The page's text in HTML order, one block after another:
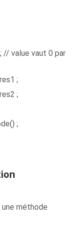
// value vaut 0 par
;
;
;
méthode